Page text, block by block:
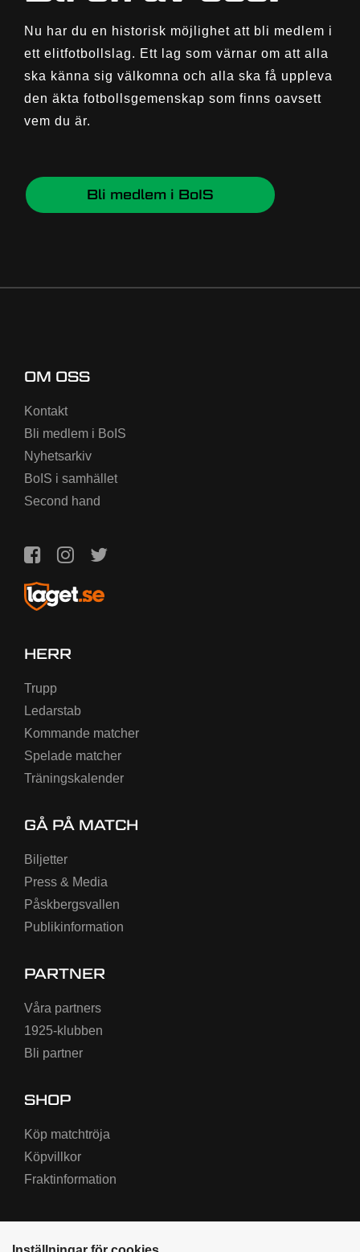
Nu har du en historisk möjlighet att bli medlem i
ett elitfotbollslag. Ett lag som värnar om att alla
ska känna sig välkomna och alla ska få uppleva
den äkta fotbollsgemenskap som finns oavsett
vem du är.
Bli medlem i BoIS
OM OSS
Kontakt
Bli medlem i BoIS
Nyhetsarkiv
BoIS i samhället
Second hand
HERR
Trupp
Ledarstab
Kommande matcher
Spelade matcher
Träningskalender
GÅ PÅ MATCH
Biljetter
Press & Media
Påskbergsvallen
Publikinformation
PARTNER
Våra partners
1925-klubben
Bli partner
SHOP
Köp matchtröja
Köpvillkor
Fraktinformation